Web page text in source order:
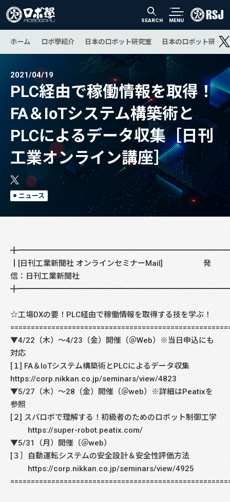
SEARCH MENU
ホーム ロボ學紹介 日本のロボット研究室 日本のロボット研究
2021/04/19
PLC経由で稼働情報を取得！
FA＆IoTシステム構築術と
PLCによるデータ収集［日刊
工業オンライン講座］
ニュース
┃[日刊工業新聞社 オンラインセミナーMail] 発
信：日刊工業新聞社
☆工場DXの要！PLC経由で稼働情報を取得する技を学ぶ！
▼4/22（木）～4/23（金）開催（＠Web）※当日申込にも
対応
[１] FA＆IoTシステム構築術とPLCによるデータ収集
https://corp.nikkan.co.jp/seminars/view/4823
▼5/27（木）～28（金）開催（＠web）※詳細はPeatixを
参照
[２] スパロボで理解する！初級者のためのロボット制御工学
https://super-robot.peatix.com/
▼5/31（月）開催（＠web）
[３］自動運転システムの安全設計＆安全性評価方法
https://corp.nikkan.co.jp/seminars/view/4925